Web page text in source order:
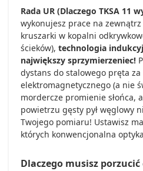
Rada UR (Dlaczego TKSA 11
wykonujesz prace na
kruszarki w kopalni
ścieków), technologia
największy sprzymierzeniec!
dystans do stalowego pręta za
elektromagnetycznego (a nie
mordercze promienie słońca,
powietrzu gęsty pył węglowy
Twojego pomiaru! Ustawisz
których konwencjonalna
Dlaczego musisz